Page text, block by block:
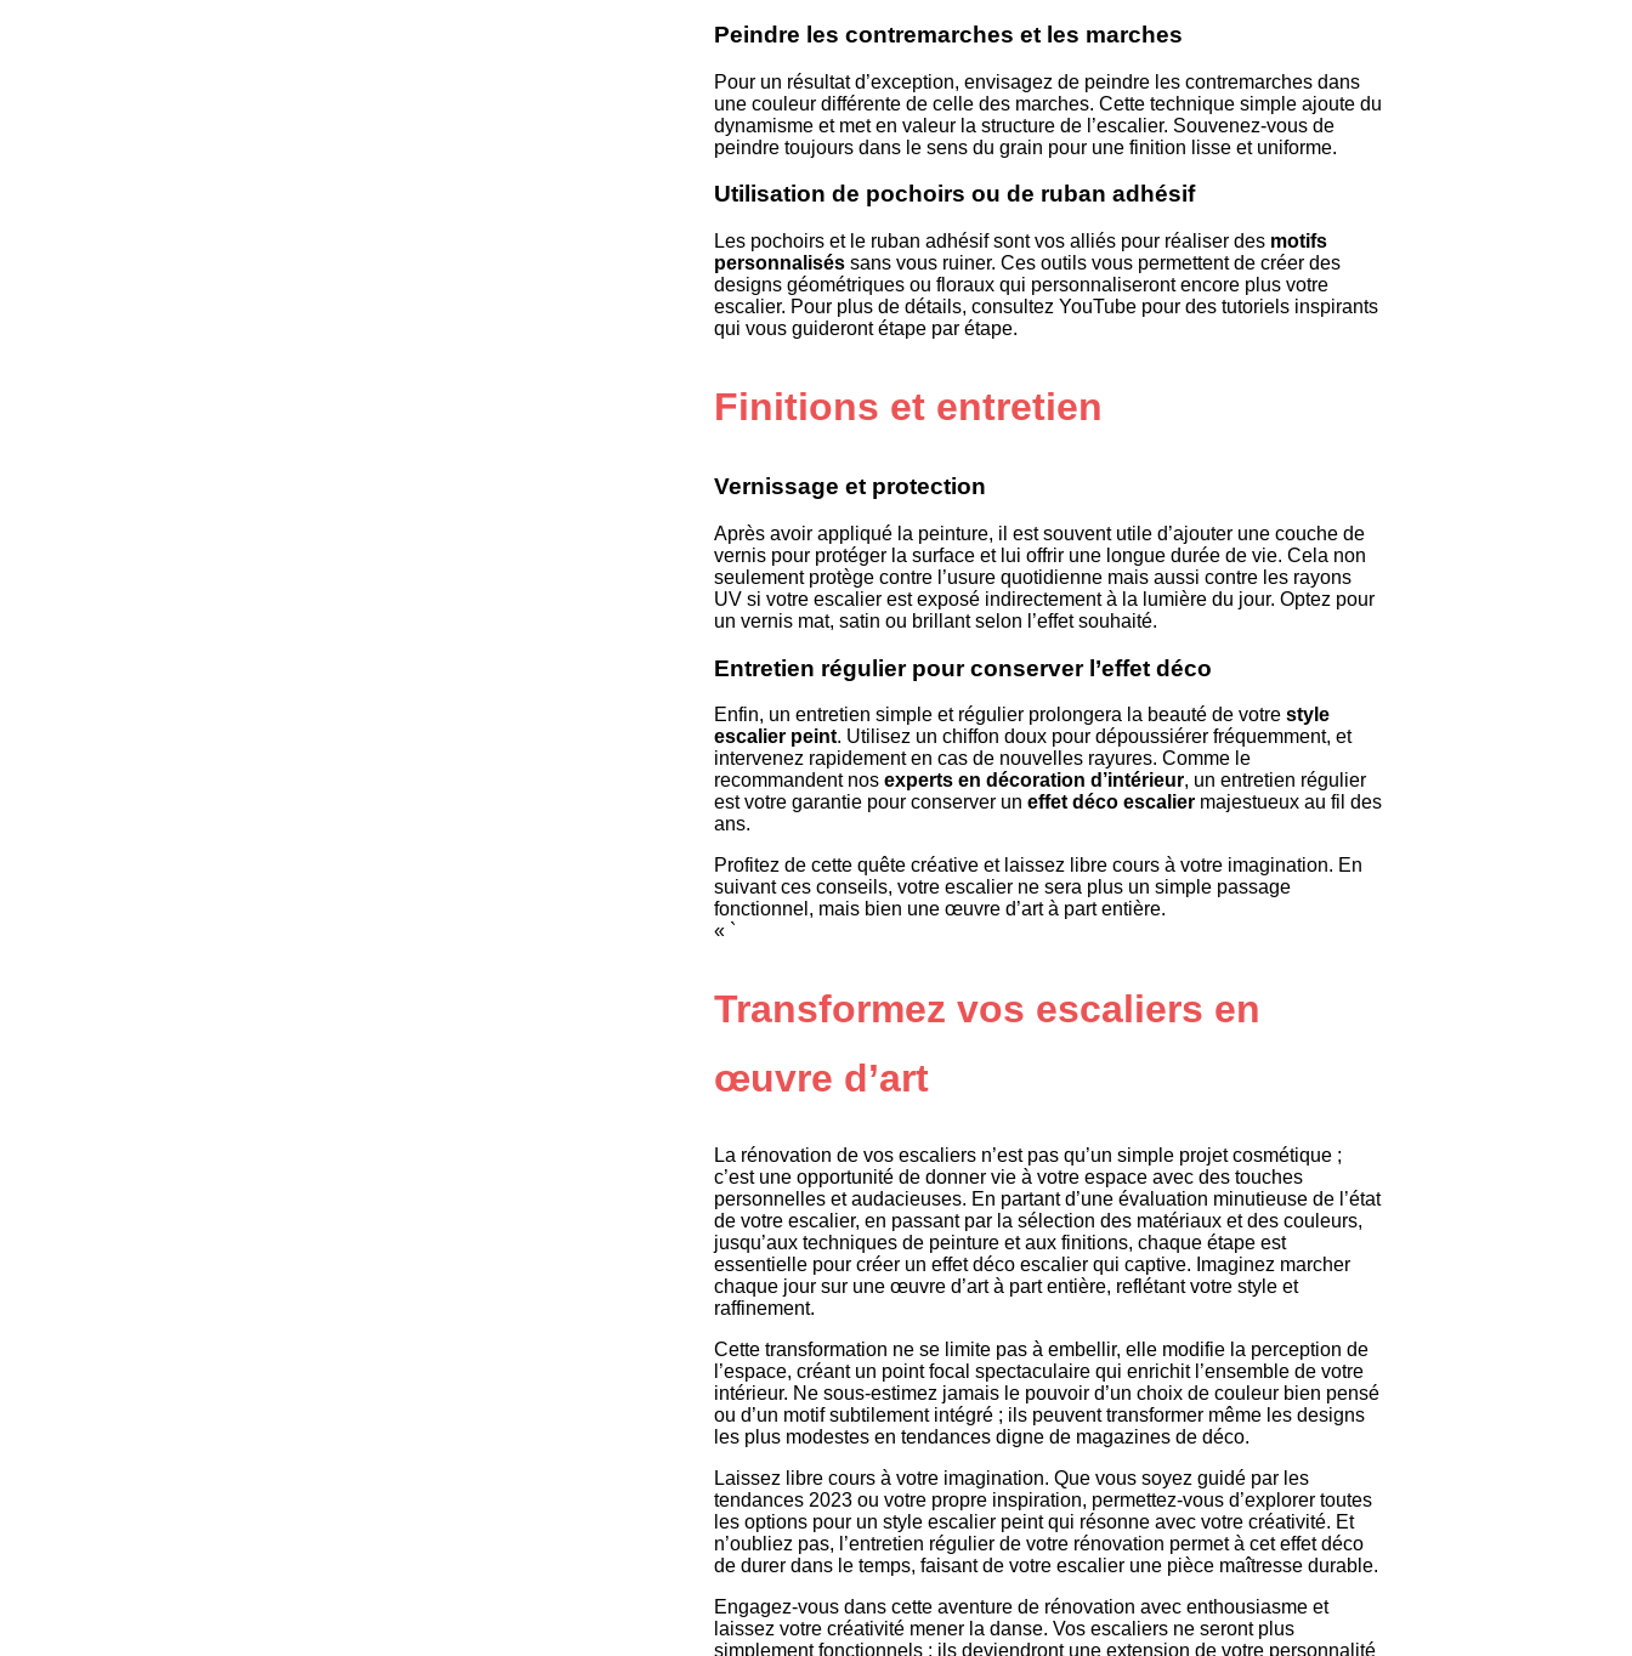
Peindre les contremarches et les marches
Pour un résultat d’exception, envisagez de peindre les contremarches dans
une couleur différente de celle des marches. Cette technique simple ajoute du
dynamisme et met en valeur la structure de l’escalier. Souvenez-vous de
peindre toujours dans le sens du grain pour une finition lisse et uniforme.
Utilisation de pochoirs ou de ruban adhésif
Les pochoirs et le ruban adhésif sont vos alliés pour réaliser des motifs
personnalisés sans vous ruiner. Ces outils vous permettent de créer des
designs géométriques ou floraux qui personnaliseront encore plus votre
escalier. Pour plus de détails, consultez YouTube pour des tutoriels inspirants
qui vous guideront étape par étape.
Finitions et entretien
Vernissage et protection
Après avoir appliqué la peinture, il est souvent utile d’ajouter une couche de
vernis pour protéger la surface et lui offrir une longue durée de vie. Cela non
seulement protège contre l’usure quotidienne mais aussi contre les rayons
UV si votre escalier est exposé indirectement à la lumière du jour. Optez pour
un vernis mat, satin ou brillant selon l’effet souhaité.
Entretien régulier pour conserver l’effet déco
Enfin, un entretien simple et régulier prolongera la beauté de votre style
escalier peint. Utilisez un chiffon doux pour dépoussiérer fréquemment, et
intervenez rapidement en cas de nouvelles rayures. Comme le
recommandent nos experts en décoration d’intérieur, un entretien régulier
est votre garantie pour conserver un effet déco escalier majestueux au fil des
ans.
Profitez de cette quête créative et laissez libre cours à votre imagination. En
suivant ces conseils, votre escalier ne sera plus un simple passage
fonctionnel, mais bien une œuvre d’art à part entière.
« `
Transformez vos escaliers en
œuvre d’art
La rénovation de vos escaliers n’est pas qu’un simple projet cosmétique ;
c’est une opportunité de donner vie à votre espace avec des touches
personnelles et audacieuses. En partant d’une évaluation minutieuse de l’état
de votre escalier, en passant par la sélection des matériaux et des couleurs,
jusqu’aux techniques de peinture et aux finitions, chaque étape est
essentielle pour créer un effet déco escalier qui captive. Imaginez marcher
chaque jour sur une œuvre d’art à part entière, reflétant votre style et
raffinement.
Cette transformation ne se limite pas à embellir, elle modifie la perception de
l’espace, créant un point focal spectaculaire qui enrichit l’ensemble de votre
intérieur. Ne sous-estimez jamais le pouvoir d’un choix de couleur bien pensé
ou d’un motif subtilement intégré ; ils peuvent transformer même les designs
les plus modestes en tendances digne de magazines de déco.
Laissez libre cours à votre imagination. Que vous soyez guidé par les
tendances 2023 ou votre propre inspiration, permettez-vous d’explorer toutes
les options pour un style escalier peint qui résonne avec votre créativité. Et
n’oubliez pas, l’entretien régulier de votre rénovation permet à cet effet déco
de durer dans le temps, faisant de votre escalier une pièce maîtresse durable.
Engagez-vous dans cette aventure de rénovation avec enthousiasme et
laissez votre créativité mener la danse. Vos escaliers ne seront plus
simplement fonctionnels ; ils deviendront une extension de votre personnalité